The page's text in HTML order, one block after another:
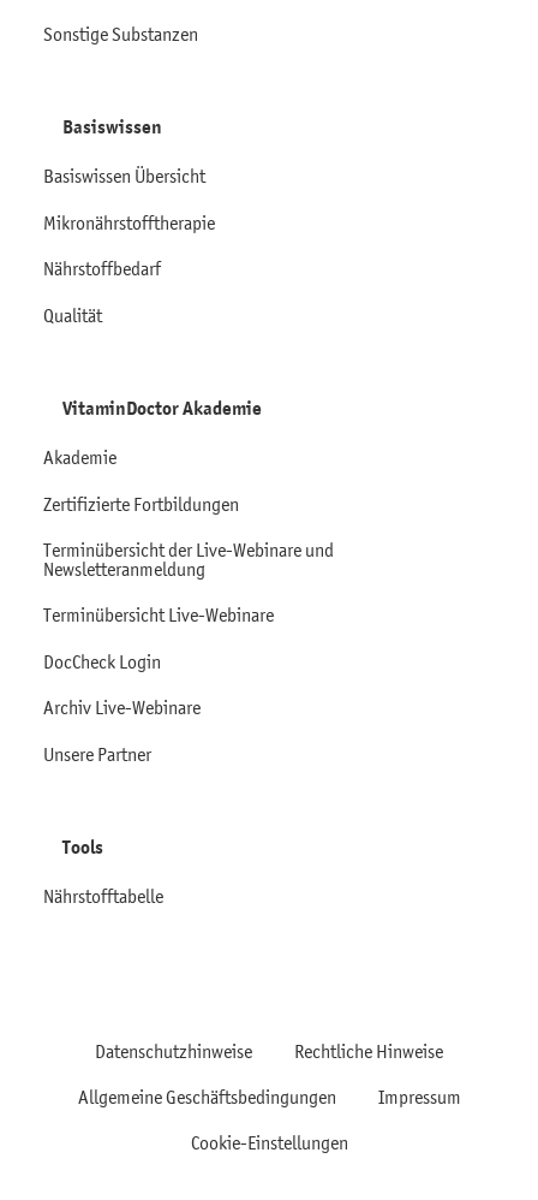
Sonstige Substanzen
Basiswissen
Basiswissen Übersicht
Mikronährstofftherapie
Nährstoffbedarf
Qualität
VitaminDoctor Akademie
Akademie
Zertifizierte Fortbildungen
Terminübersicht der Live-Webinare und
Newsletteranmeldung
Terminübersicht Live-Webinare
DocCheck Login
Archiv Live-Webinare
Unsere Partner
Tools
Nährstofftabelle
Datenschutzhinweise Rechtliche Hinweise
Allgemeine Geschäftsbedingungen Impressum
Cookie-Einstellungen